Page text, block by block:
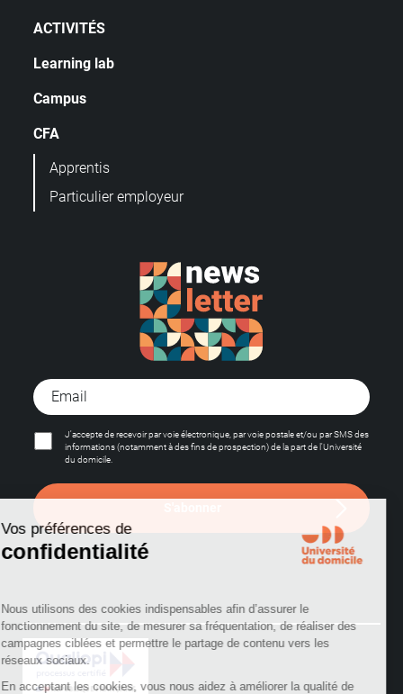
ACTIVITÉS
Learning lab
Campus
CFA
Apprentis
Particulier employeur
J'accepte de recevoir par voie électronique, par voie postale et/ou par SMS des
informations (notamment à des fins de prospection) de la part de l'Université
du domicile.